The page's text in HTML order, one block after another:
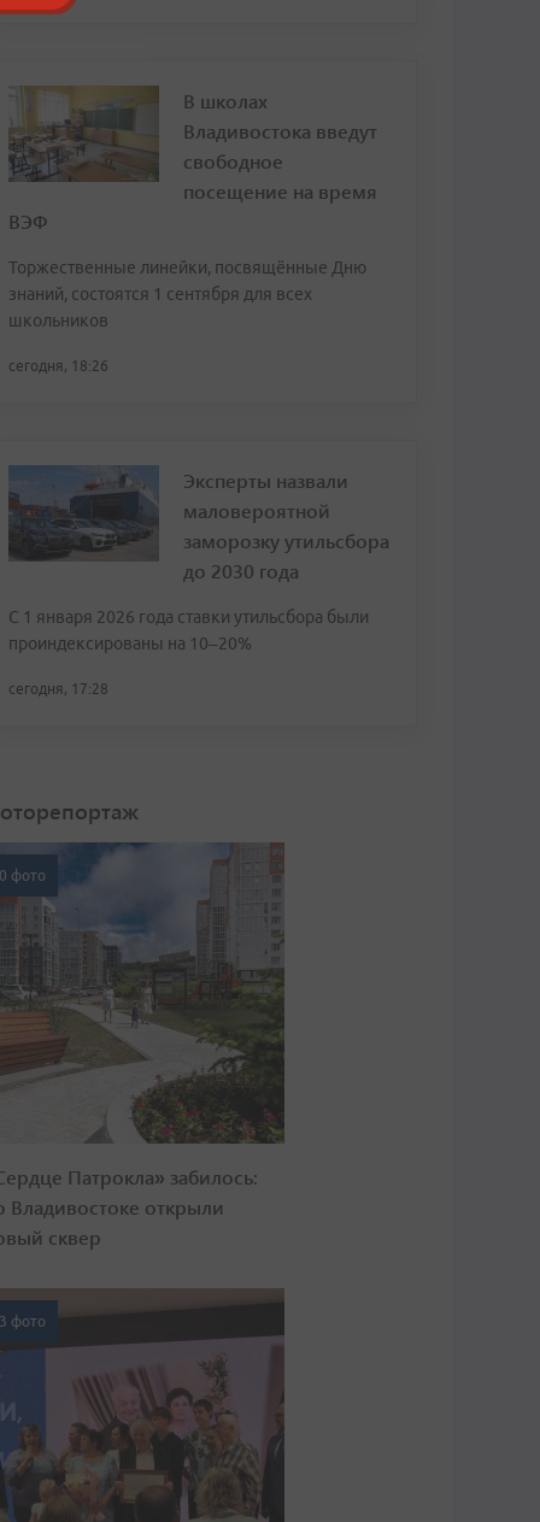
В школах
Владивостока введут
свободное
посещение на время
ВЭФ
Торжественные линейки, посвящённые Дню
знаний, состоятся 1 сентября для всех
школьников
сегодня, 18:26
Эксперты назвали
маловероятной
заморозку утильсбора
до 2030 года
С 1 января 2026 года ставки утильсбора были
проиндексированы на 10–20%
сегодня, 17:28
фото
Патрокла» забилось:
Владивостоке открыли
сквер
фото